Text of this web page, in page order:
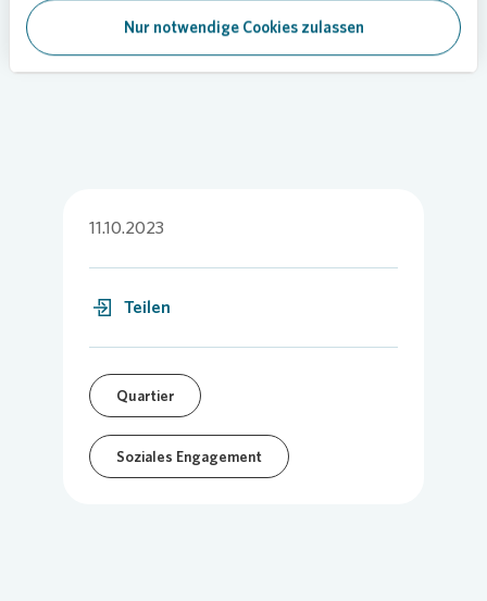
Nur notwendige Cookies zulassen
11.10.2023
Teilen
Quartier
Soziales Engagement